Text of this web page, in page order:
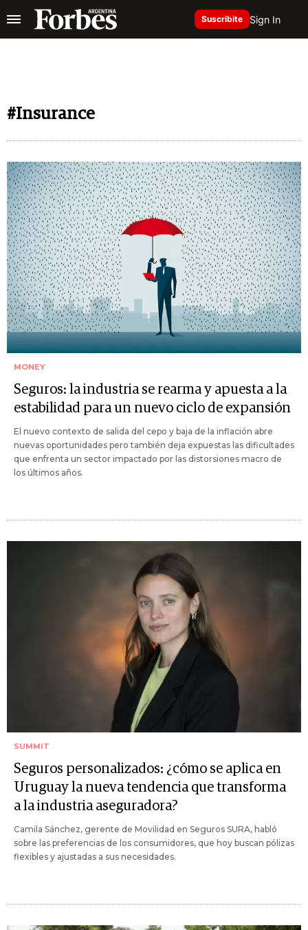
Suscribite Sign In
#Insurance
MONEY
Seguros: la industria se rearma y apuesta a la
estabilidad para un nuevo ciclo de expansión
El nuevo contexto de salida del cepo y baja de la inflación abre
nuevas oportunidades pero también deja expuestas las dificultades
que enfrenta un sector impactado por las distorsiones macro de
los últimos años.
SUMMIT
Seguros personalizados: ¿cómo se aplica en
Uruguay la nueva tendencia que transforma
a la industria aseguradora?
Camila Sánchez, gerente de Movilidad en Seguros SURA, habló
sobre las preferencias de los consumidores, que hoy buscan pólizas
flexibles y ajustadas a sus necesidades.